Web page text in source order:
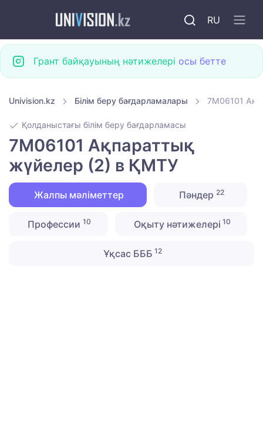
RU
Грант байқауының нәтижелері осы бетте
Univision.kz Білім беру бағдарламалары 7M06101
Қолданыстағы білім беру бағдарламасы
7M06101 Ақпараттық
жүйелер (2) в ҚМТУ
Жалпы мәліметтер Пәндер 22
Профессии10 Оқыту нәтижелері 10
Ұқсас БББ 12